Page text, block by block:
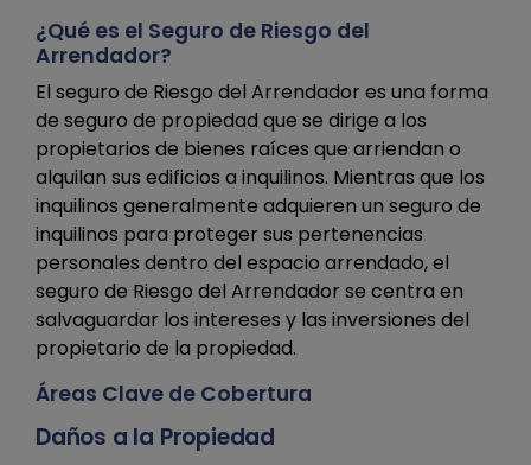
¿Qué es el Seguro de Riesgo del
Arrendador?
El seguro de Riesgo del Arrendador es una forma
de seguro de propiedad que se dirige a los
propietarios de bienes raíces que arriendan o
alquilan sus edificios a inquilinos. Mientras que los
inquilinos generalmente adquieren un seguro de
inquilinos para proteger sus pertenencias
personales dentro del espacio arrendado, el
seguro de Riesgo del Arrendador se centra en
salvaguardar los intereses y las inversiones del
propietario de la propiedad.
Áreas Clave de Cobertura
Daños a la Propiedad